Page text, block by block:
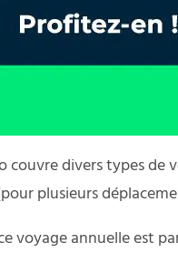
couvre divers types de
plusieurs
voyage annuelle est